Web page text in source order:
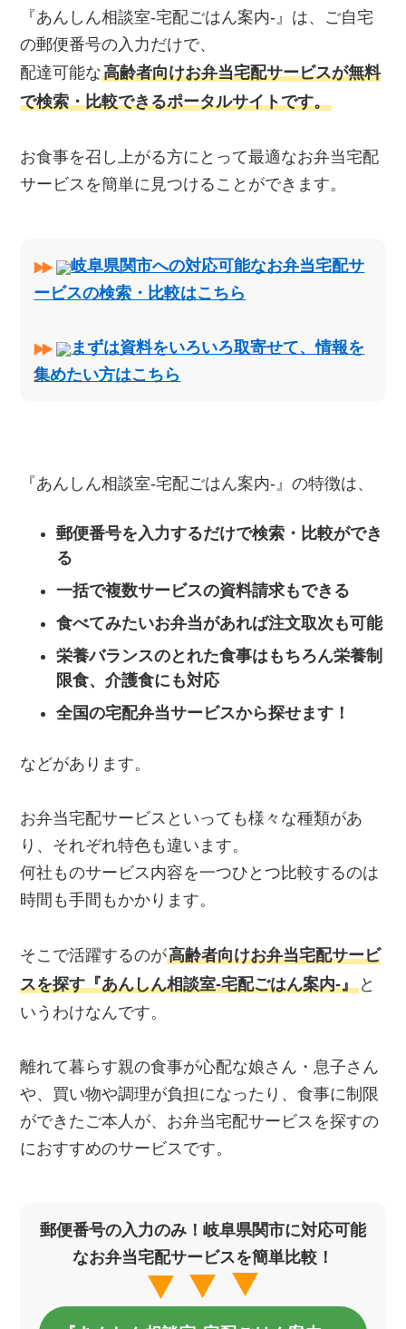
『あんしん相談室‐宅配ごはん案内‐』は、ご自宅
の郵便番号の入力だけで、
配達可能な高齢者向けお弁当宅配サービスが無料
で検索・比較できるポータルサイトです。
お食事を召し上がる方にとって最適なお弁当宅配
サービスを簡単に見つけることができます。
岐阜県関市への対応可能なお弁当宅配サ
ービスの検索・比較はこちら
まずは資料をいろいろ取寄せて、情報を
集めたい方はこちら
『あんしん相談室‐宅配ごはん案内‐』の特徴は、
郵便番号を入力するだけで検索・比較ができ
る
一括で複数サービスの資料請求もできる
食べてみたいお弁当があれば注文取次も可能
栄養バランスのとれた食事はもちろん栄養制
限食、介護食にも対応
全国の宅配弁当サービスから探せます！
などがあります。
お弁当宅配サービスといっても様々な種類があ
り、それぞれ特色も違います。
何社ものサービス内容を一つひとつ比較するのは
時間も手間もかかります。
そこで活躍するのが高齢者向けお弁当宅配サービ
スを探す『あんしん相談室‐宅配ごはん案内‐』 と
いうわけなんです。
離れて暮らす親の食事が心配な娘さん・息子さん
や、買い物や調理が負担になったり、食事に制限
ができたご本人が、お弁当宅配サービスを探すの
におすすめのサービスです。
郵便番号の入力のみ！岐阜県関市に対応可能
なお弁当宅配サービスを簡単比較！